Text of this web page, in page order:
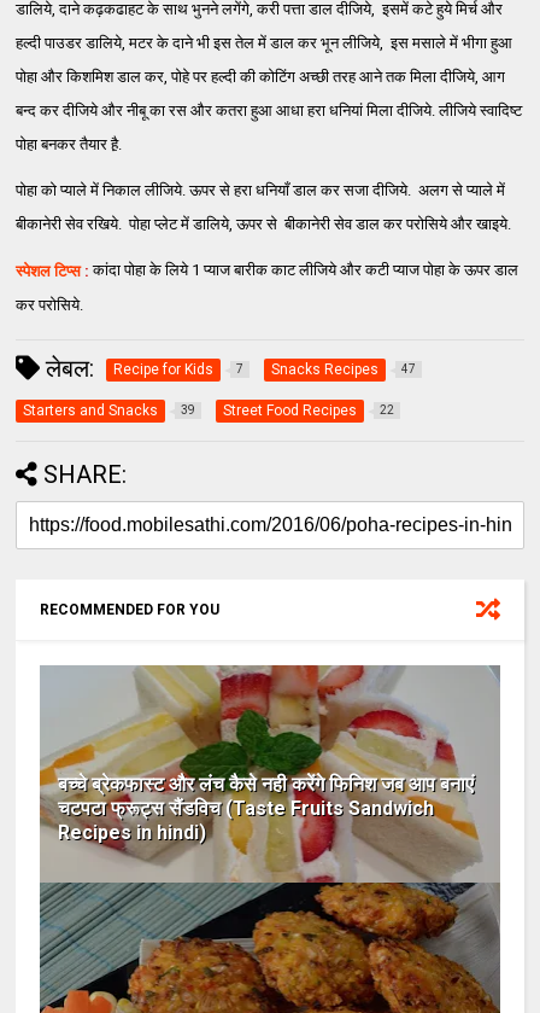
डालिये, दाने कढ़कढाहट के साथ भुनने लगेंगे, करी पत्ता डाल दीजिये, इसमें कटे हुये मिर्च और
हल्दी पाउडर डालिये, मटर के दाने भी इस तेल में डाल कर भून लीजिये, इस मसाले में भीगा हुआ
पोहा और किशमिश डाल कर, पोहे पर हल्दी की कोटिंग अच्छी तरह आने तक मिला दीजिये, आग
बन्द कर दीजिये और नीबू का रस और कतरा हुआ आधा हरा धनियां मिला दीजिये. लीजिये स्वादिष्ट
पोहा बनकर तैयार है़.
पोहा को प्याले में निकाल लीजिये. ऊपर से हरा धनियाँ डाल कर सजा दीजिये. अलग से प्याले में
बीकानेरी सेव रखिये. पोहा प्लेट में डालिये, ऊपर से बीकानेरी सेव डाल कर परोसिये और खाइये.
स्पेशल टिप्स : कांदा पोहा के लिये 1 प्याज बारीक काट लीजिये और कटी प्याज पोहा के ऊपर डाल
कर परोसिये.
लेबल: Recipe for Kids 7 Snacks Recipes 47
Starters and Snacks 39 Street Food Recipes 22
SHARE:
RECOMMENDED FOR YOU
बच्चे ब्रेकफास्ट और लंच कैसे नही करेंगे फिनिश जब आप बनाएं
चटपटा फ्रूट्स सैंडविच (Taste Fruits Sandwich
Recipes in hindi)